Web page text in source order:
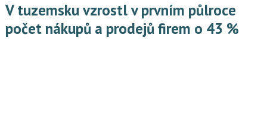
V tuzemsku vzrostl v prvním půlroce
počet nákupů a prodejů firem o 43 %